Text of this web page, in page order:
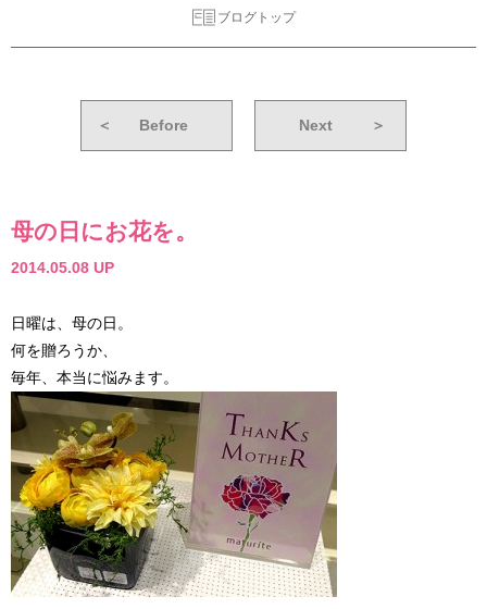
ブログトップ
＜ Before Next ＞
母の日にお花を。
2014.05.08 UP
日曜は、母の日。
何を贈ろうか、
毎年、本当に悩みます。